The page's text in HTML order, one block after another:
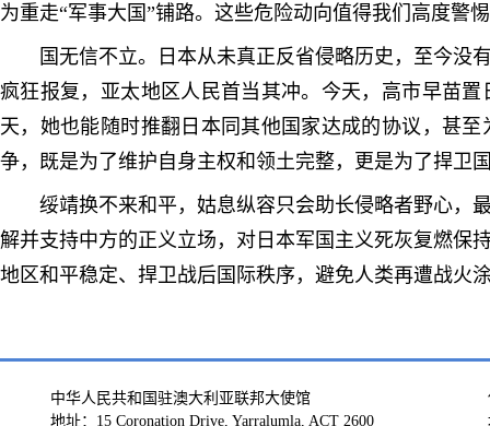
为重走“军事大国”铺路。这些危险动向值得我们高度警
国无信不立。日本从未真正反省侵略历史，至今没
疯狂报复，亚太地区人民首当其冲。今天，高市早苗
天，她也能随时推翻日本同其他国家达成的协议，甚
争，既是为了维护自身主权和领土完整，更是为了捍卫
绥靖换不来和平，姑息纵容只会助长侵略者野心，
解并支持中方的正义立场，对日本军国主义死灰复燃保
地区和平稳定、捍卫战后国际秩序，避免人类再遭战火
中华人民共和国驻澳大利亚联邦大使馆
地址：15 Coronation Drive, Yarralumla, ACT 2600